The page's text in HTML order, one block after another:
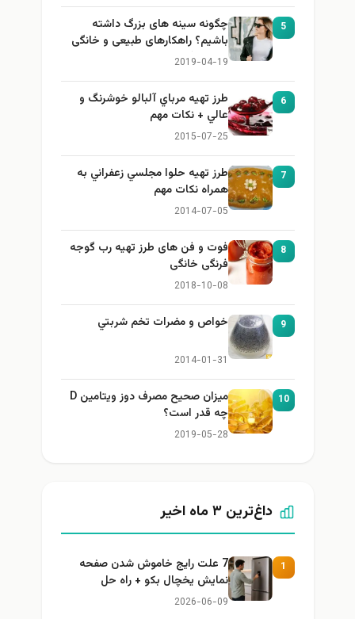
چگونه سینه های بزرگ داشته
باشیم؟ راهکارهای طبیعی و خانگی
برای بزرگ کردن سینه
2019-04-19
طرز تهيه مرباي آلبالو خوشرنگ و
عالي + نكات مهم
2015-07-25
طرز تهيه حلوا مجلسي زعفراني به
همراه نكات مهم
2014-07-05
فوت و فن های طرز تهیه رب گوجه
فرنگی خانگی
2018-10-08
خواص و مضرات تخم شربتي
2014-01-31
میزان صحیح مصرف دوز ویتامین D
چه قدر است؟
2019-05-28
داغ‌ترین ۳ ماه اخیر
7 علت رایج خاموش شدن صفحه
نمایش یخچال بکو + راه حل
2026-06-09